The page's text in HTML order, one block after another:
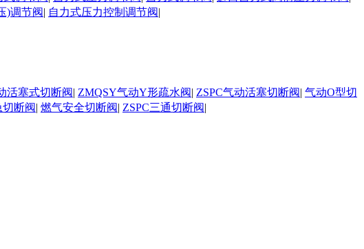
)调节阀| 自力式压力控制调节阀|
活塞式切断阀| ZMQSY气动Y形疏水阀| ZSPC气动活塞切断阀| 气动O型切
断阀| 燃气安全切断阀| ZSPC三通切断阀|